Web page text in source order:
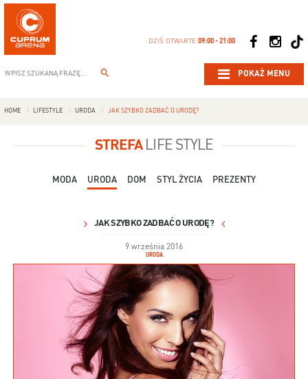
DZIŚ OTWARTE09:00 - 21:00
POKAŻ MENU
HOME LIFESTYLE URODA JAK SZYBKO ZADBAĆ O URODĘ?
STREFALIFE STYLE
MODA URODA DOM STYL ŻYCIA PREZENTY
JAK SZYBKO ZADBAĆ O URODĘ?
9 września 2016
URODA